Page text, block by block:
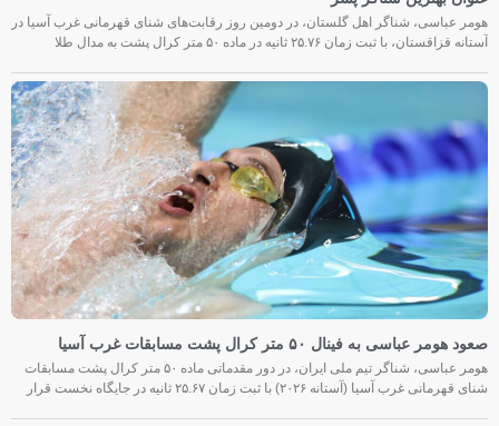
هومر عباسی، شناگر اهل گلستان، در دومین روز رقابت‌های شنای قهرمانی غرب آسیا در
آستانه قزاقستان، با ثبت زمان ۲۵.۷۶ ثانیه در ماده ۵۰ متر کرال پشت به مدال طلا
صعود هومر عباسی به فینال ۵۰ متر کرال پشت مسابقات غرب آسیا
هومر عباسی، شناگر تیم ملی ایران، در دور مقدماتی ماده ۵۰ متر کرال پشت مسابقات
شنای قهرمانی غرب آسیا (آستانه ۲۰۲۶) با ثبت زمان ۲۵.۶۷ ثانیه در جایگاه نخست قرار